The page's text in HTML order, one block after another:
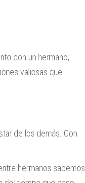
con un hermano,
valiosas que
de los demás. Con
hermanos sabemos